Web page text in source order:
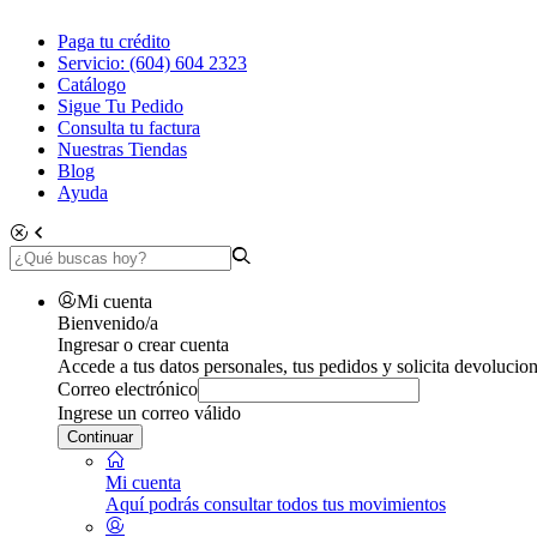
Paga tu crédito
Servicio: (604) 604 2323
Catálogo
Sigue Tu Pedido
Consulta tu factura
Nuestras Tiendas
Blog
Ayuda
Mi cuenta
Bienvenido/a
Ingresar o crear cuenta
Accede a tus datos personales, tus pedidos y solicita
Correo electrónico
Ingrese un correo válido
Continuar
Mi cuenta
Aquí podrás consultar todos tus movimientos